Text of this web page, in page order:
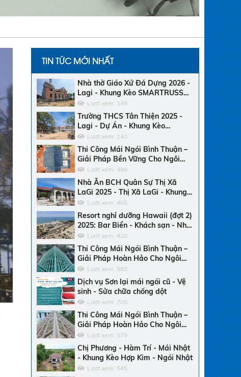
TIN TỨC MỚI NHẤT
Nhà thờ Giáo Xứ Đá Dựng 2026 -
Lagi - Khung Kèo SMARTRUSS
CN ACTIVATE - Ngói Tráng Men
Lượt xem: 149
Trường THCS Tân Thiện 2025 -
Lagi - Dự Án - Khung Kèo
Bluescope Zacs INOK - Ngói Nhật
Lượt xem: 143
Thi Công Mái Ngói Bình Thuận –
Giải Pháp Bền Vững Cho Ngôi
Nhà Của Bạn
Lượt xem: 486
Nhà Ăn BCH Quân Sự Thị Xã
LaGi 2025 - Thị Xã LaGi - Khung
Kèo SMARTRUSS CN ACTIVATE -
Ngói Nhật
Lượt xem: 465
Resort nghỉ dưỡng Hawaii (đợt 2)
2025: Bar Biển - Khách sạn - Nhà
hàng trung tâm - Ngói men
Lượt xem: 420
Thi Công Mái Ngói Bình Thuận –
Giải Pháp Hoàn Hảo Cho Ngôi
Nhà Của Bạn
Lượt xem: 583
Dịch vụ Sơn lại mái ngói cũ - Vệ
sinh - Sửa chữa chống dột
Lượt xem: 705
Thi Công Mái Ngói Bình Thuận –
Giải Pháp Hoàn Hảo Cho Ngôi
Nhà Bền Đẹp
Lượt xem: 579
Chị Phương - Hàm Trí - Mái Nhật
- Khung Kèo Hợp Kim - Ngói Nhật
Lượt xem: 545